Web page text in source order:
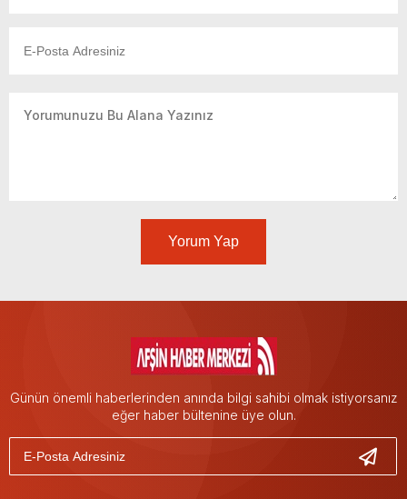
Yorum Yap
Günün önemli haberlerinden anında bilgi sahibi olmak istiyorsanız
eğer haber bültenine üye olun.